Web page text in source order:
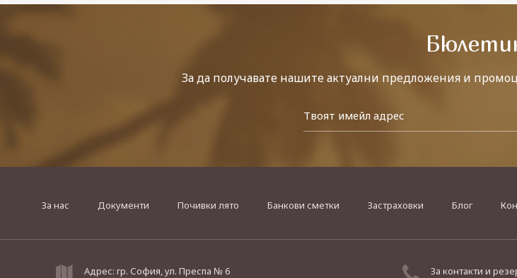
За да получавате нашите актуални предложения и
За нас Документи Почивки лято Банкови сметки Застраховки Блог
Адрес: гр. София, ул. Преспа № 6 За контакти и